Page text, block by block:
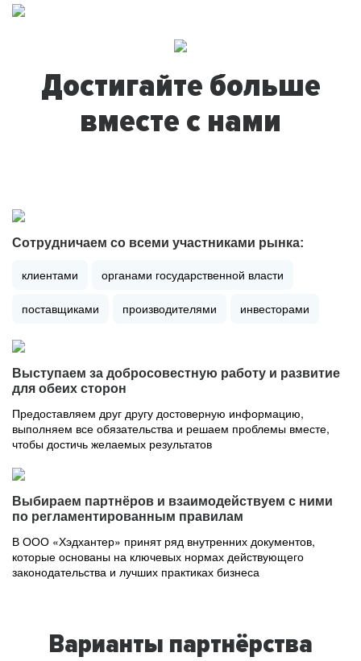
Достигайте больше
вместе с нами
Сотрудничаем со всеми участниками рынка:
клиентами органами государственной власти
поставщиками производителями инвесторами
Выступаем за добросовестную работу и развитие
для обеих сторон
Предоставляем друг другу достоверную информацию,
выполняем все обязательства и решаем проблемы вместе,
чтобы достичь желаемых результатов
Выбираем партнёров и взаимодействуем с ними
по регламентированным правилам
В ООО «Хэдхантер» принят ряд внутренних документов,
которые основаны на ключевых нормах действующего
законодательства и лучших практиках бизнеса
Варианты партнёрства